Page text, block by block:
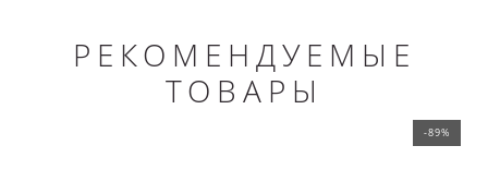
РЕКОМЕНДУЕМЫЕ
ТОВАРЫ
-89%